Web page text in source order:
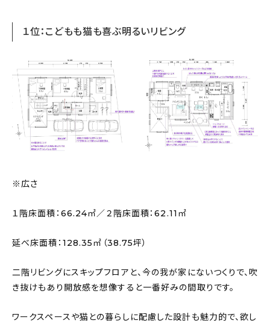
１位：こどもも猫も喜ぶ明るいリビング
※広さ
１階床面積：66.24㎡／２階床面積：62.11㎡
延べ床面積：128.35㎡（38.75坪）
二階リビングにスキップフロアと、今の我が家にないつくりで、吹
き抜けもあり開放感を想像すると一番好みの間取りです。
ワークスペースや猫との暮らしに配慮した設計も魅力的で、欲し